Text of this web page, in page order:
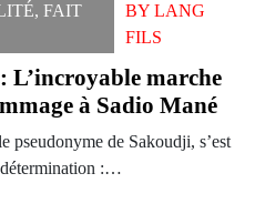
,FAIT
BYLANG
FILS
L’incroyable marche
à Sadio Mané
pseudonyme de Sakoudji, s’est
détermination :…